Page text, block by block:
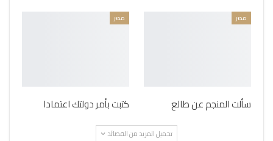
مصر
سألت المنجم عن طالع
مصر
كتبت بأمر دولتك اعتمادا
تحميل المزيد من القصائد